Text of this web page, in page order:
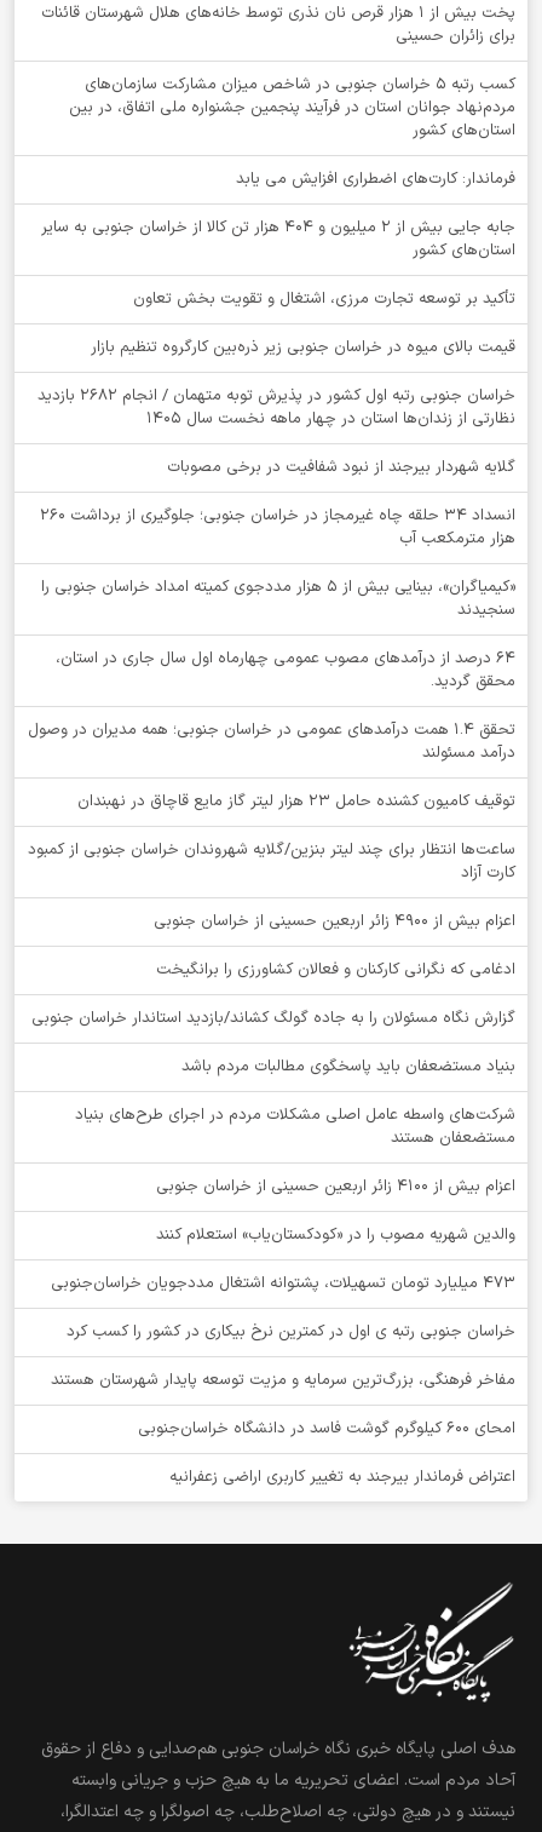
پخت بیش از 1 هزار قرص نان نذری توسط خانه‌های هلال شهرستان قائنات
برای زائران حسینی
کسب رتبه ۵ خراسان جنوبی در شاخص میزان مشارکت سازمان‌های
مردم‌نهاد جوانان استان در فرآیند پنجمین جشنواره ملی اتفاق، در بین
استان‌های کشور
فرماندار: کارت‌های اضطراری افزایش می یابد
جابه جایی بیش از 2 میلیون و 404 هزار تن کالا از خراسان جنوبی به سایر
استان‌های کشور
تأکید بر توسعه تجارت مرزی، اشتغال و تقویت بخش تعاون
قیمت بالای میوه در خراسان جنوبی زیر ذره‌بین کارگروه تنظیم بازار
خراسان جنوبی رتبه اول کشور در پذیرش توبه متهمان / انجام ۲۶۸۲ بازدید
نظارتی از زندان‌ها استان در چهار ماهه نخست سال 1405
گلایه شهردار بیرجند از نبود شفافیت در برخی مصوبات
انسداد ۳۴ حلقه چاه غیرمجاز در خراسان جنوبی؛ جلوگیری از برداشت ۲۶۰
هزار مترمکعب آب
«کیمیاگران»، بینایی بیش از ۵ هزار مددجوی کمیته امداد خراسان جنوبی را
سنجیدند
64 درصد از درآمدهای مصوب عمومی چهارماه اول سال جاری در استان،
محقق گردید.
تحقق ۱.۴ همت درآمدهای عمومی در خراسان جنوبی؛ همه مدیران در وصول
درآمد مسئولند
توقيف کامیون کشنده حامل 23 هزار لیتر گاز مایع قاچاق در نهبندان
ساعت‌ها انتظار برای چند لیتر بنزین/گلایه شهروندان خراسان جنوبی از کمبود
کارت آزاد
اعزام بیش از 4900 زائر اربعین حسینی از خراسان جنوبی
ادغامی که نگرانی کارکنان و فعالان کشاورزی را برانگیخت
گزارش نگاه مسئولان را به جاده گولگ کشاند/بازدید استاندار خراسان جنوبی
بنیاد مستضعفان باید پاسخگوی مطالبات مردم باشد
شرکت‌های واسطه عامل اصلی مشکلات مردم در اجرای طرح‌های بنیاد
مستضعفان هستند
اعزام بیش از 4100 زائر اربعین حسینی از خراسان جنوبی
والدین شهریه مصوب را در «کودکستان‌یاب» استعلام کنند
۴۷۳ میلیارد تومان تسهیلات، پشتوانه اشتغال مددجویان خراسان‌جنوبی
خراسان جنوبی رتبه ی اول در کمترین نرخ بیکاری در کشور را کسب کرد
مفاخر فرهنگی، بزرگ‌ترین سرمایه و مزیت توسعه پایدار شهرستان هستند
امحای ۶۰۰ کیلوگرم گوشت فاسد در دانشگاه خراسان‌جنوبی
اعتراض فرماندار بیرجند به تغییر کاربری اراضی زعفرانیه
هدف اصلی پایگاه خبری نگاه خراسان جنوبی هم‌صدایی و دفاع از حقوق
آحاد مردم است. اعضای تحریریه ما به هیچ حزب و جریانی وابسته
نیستند و در هیچ دولتی، چه اصلاح‌طلب، چه اصولگرا و چه اعتدالگرا،